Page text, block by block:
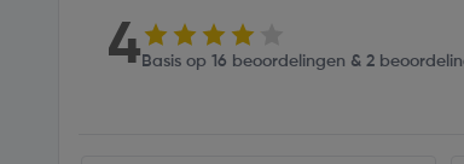
4 Basis op 16 beoordelingen & 2